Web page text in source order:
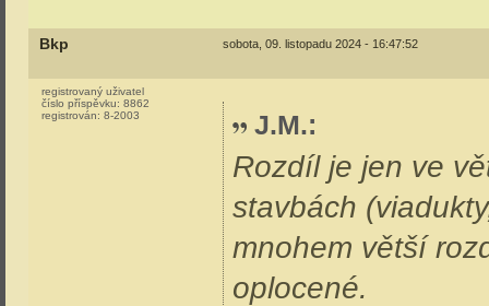
Bkp sobota, 09. listopadu 2024 - 16:47:52
registrovaný uživatel
číslo příspěvku: 8862
registrován: 8-2003 J.M.:
Rozdíl je jen ve
stavbách
mnohem větší
oplocené.